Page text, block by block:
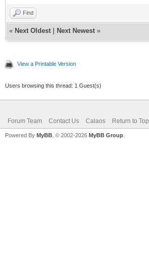
Find
« Next Oldest Next Newest »
View a Printable Version
Users browsing this thread: 1 Guest(s)
Forum Team Contact Us Calaos Return to Top
Powered By MyBB , © 2002-2026 MyBB Group